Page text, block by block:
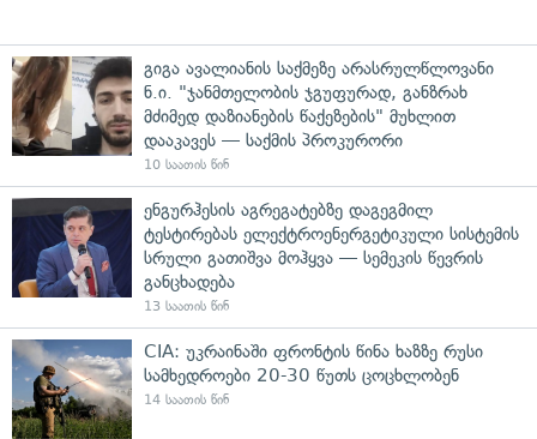
გიგა ავალიანის საქმეზე არასრულწლოვანი
ნ.ი. "ჯანმთელობის ჯგუფურად, განზრახ
მძიმედ დაზიანების წაქეზების" მუხლით
დააკავეს — საქმის პროკურორი
10 საათის წინ
ენგურჰესის აგრეგატებზე დაგეგმილ
ტესტირებას ელექტროენერგეტიკული სისტემის
სრული გათიშვა მოჰყვა — სემეკის წევრის
განცხადება
13 საათის წინ
CIA: უკრაინაში ფრონტის წინა ხაზზე რუსი
სამხედროები 20-30 წუთს ცოცხლობენ
14 საათის წინ